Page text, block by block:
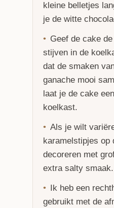
kleine belletjes
je de witte
Geef de cake
stijven in de
dat de smaken
ganache mooi
laat je de cake
koelkast.
Als je wilt
karamelstipjes op
decoreren met
extra salty smaak.
Ik heb een
gebruikt met de